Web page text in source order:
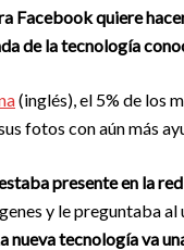
Facebook quiere
de la tecnología
(inglés), el 5% de los
fotos con aún más
presente en la
y le preguntaba al
a nueva tecnología va un